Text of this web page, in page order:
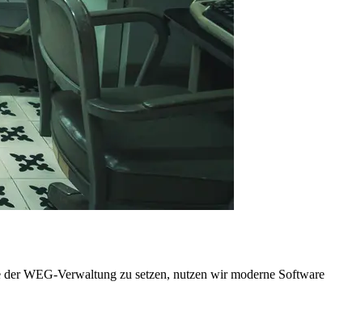
WEG-Verwaltung zu setzen, nutzen wir moderne Software